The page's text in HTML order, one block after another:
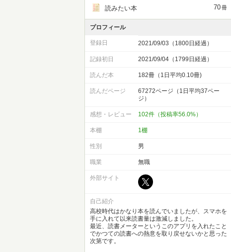
読みたい本 70冊
プロフィール
登録日 2021/09/03（1800日経過）
記録初日 2021/09/04（1799日経過）
読んだ本 182冊（1日平均0.10冊)
読んだページ
67272ページ（1日平均37ペー
ジ）
感想・レビュー 102件（投稿率56.0%）
本棚 1棚
性別 男
職業 無職
外部サイト
自己紹介
高校時代はかなり本を読んでいましたが、スマホを
手に入れて以来読書量は激減しました。
最近、読書メーターというこのアプリを入れたこと
でかつての読書への熱意を取り戻せないかと思った
次第です。